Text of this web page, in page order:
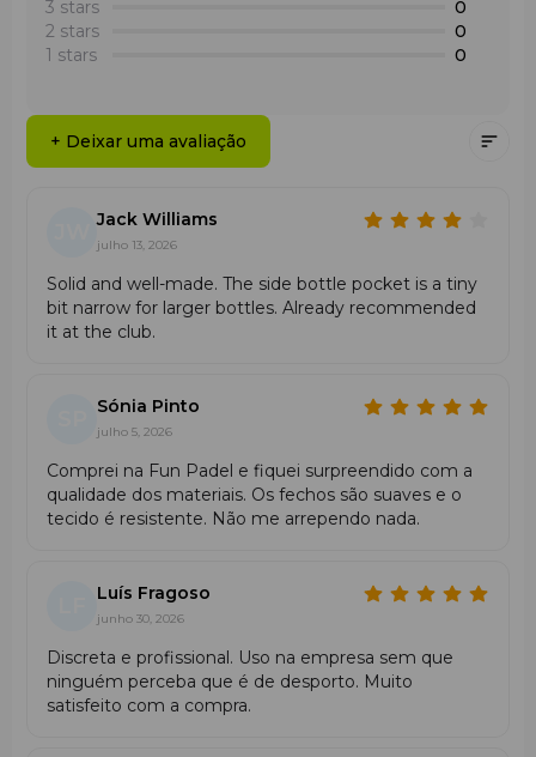
roupa húmida
Bolsos adicionais para acessórios e objetos pessoais
revestimento PU impermeável
Forro em PES 210D reciclado
Painel traseiro acolchoado com amortecimento
melhorado
Alças ergonómicas
Utilização:
Treinos e torneios
Pink
Features / Technologies & Construction
Abertura principal em U para acesso rápido
Revestimento térmico unilateral para proteção da
equipamento húmido
Construção leve e resistente
Materiais impermeáveispara proteção no uso diário
Por que escolher a Adidas Pro Tour Pink
+ Deixar uma avaliação
Jack Williams
julho 13, 2026
Solid and well-made. The side bottle pocket is a tiny
bit narrow for larger bottles. Already recommended
it at the club.
Sónia Pinto
julho 5, 2026
Comprei na Fun Padel e fiquei surpreendido com a
qualidade dos materiais. Os fechos são suaves e o
tecido é resistente. Não me arrependo nada.
Luís Fragoso
junho 30, 2026
Discreta e profissional. Uso na empresa sem que
ninguém perceba que é de desporto. Muito
satisfeito com a compra.
3 stars
0
2 stars
0
1 stars
0